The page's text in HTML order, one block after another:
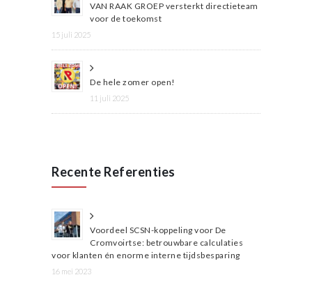
VAN RAAK GROEP versterkt directieteam
voor de toekomst
15 juli 2025
De hele zomer open!
11 juli 2025
Recente Referenties
Voordeel SCSN-koppeling voor De
Cromvoirtse: betrouwbare calculaties
voor klanten én enorme interne tijdsbesparing
16 mei 2023